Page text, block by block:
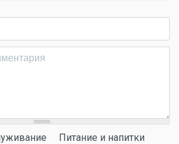
Питание и напитки